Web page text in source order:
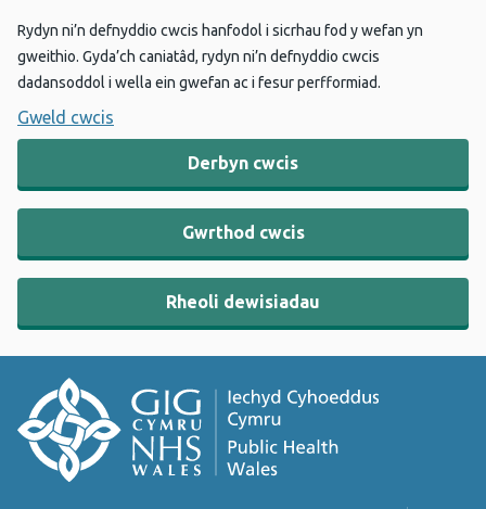
Rydyn ni’n defnyddio cwcis hanfodol i sicrhau fod y wefan yn
gweithio. Gyda’ch caniatâd, rydyn ni’n defnyddio cwcis
dadansoddol i wella ein gwefan ac i fesur perfformiad.
Gweld cwcis
Derbyn cwcis
Gwrthod cwcis
Rheoli dewisiadau